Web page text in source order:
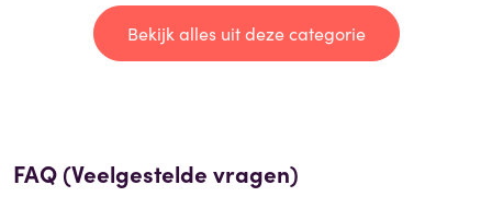
Bekijk alles uit deze categorie
FAQ (Veelgestelde vragen)